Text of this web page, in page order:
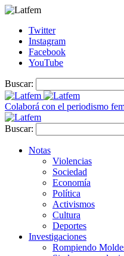
Twitter
Instagram
Facebook
YouTube
Buscar:
Colaborá con el periodismo
Buscar:
Notas
Violencias
Sociedad
Economía
Política
Activismos
Cultura
Deportes
Investigaciones
Rompiendo